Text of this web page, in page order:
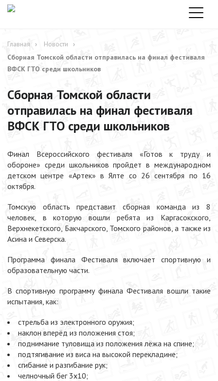
Главная
Новости
Сборная Томской области отправилась на финал фестиваля
ВФСК ГТО среди школьников
Сборная Томской области
отправилась на финал фестиваля
ВФСК ГТО среди школьников
Финал Всероссийского фестиваля «Готов к труду и
обороне» среди школьников пройдет в международном
детском центре «Артек» в Ялте со 26 сентября по 16
октября.
Томскую область представит сборная команда из 8
человек, в которую вошли ребята из Каргасокского,
Верхнекетского, Бакчарского, Томского районов, а также из
Асина и Северска.
Программа финала Фестиваля включает спортивную и
образовательную части.
В спортивную программу финала Фестиваля вошли такие
испытания, как:
стрельба из электронного оружия;
наклон вперёд из положения стоя;
поднимание туловища из положения лёжа на спине;
подтягивание из виса на высокой перекладине;
сгибание и разгибание рук;
челночный бег 3x10;